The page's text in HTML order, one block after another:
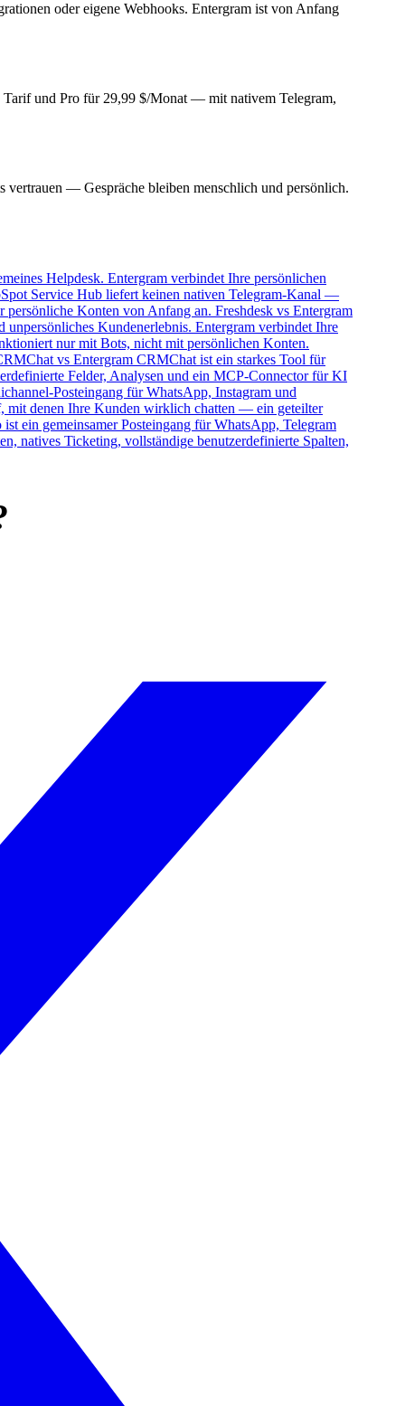
oder eigene Webhooks. Entergram ist von Anfang
Tarif und Pro für 29,99 $/Monat — mit nativem Telegram,
— Gespräche bleiben menschlich und persönlich.
Helpdesk. Entergram verbindet Ihre persönlichen
Service Hub liefert keinen nativen Telegram-Kanal —
persönliche Konten von Anfang an. Freshdesk vs Entergram
Kundenerlebnis. Entergram verbindet Ihre
nur mit Bots, nicht mit persönlichen Konten.
vs Entergram CRMChat ist ein starkes Tool für
Felder, Analysen und ein MCP-Connector für KI
Posteingang für WhatsApp, Instagram und
mit denen Ihre Kunden wirklich chatten — ein geteilter
ein gemeinsamer Posteingang für WhatsApp, Telegram
natives Ticketing, vollständige benutzerdefinierte Spalten,